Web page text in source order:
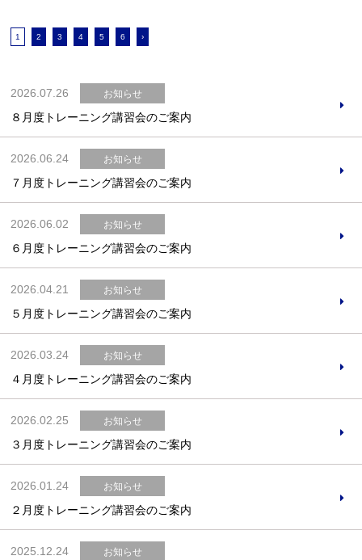
お問合せフォーム
阪南市公共施設予約システム
1 2 3 4 5 6 ›
2026.07.26 お知らせ
８月度トレーニング講習会のご案内
2026.06.24 お知らせ
７月度トレーニング講習会のご案内
2026.06.02 お知らせ
６月度トレーニング講習会のご案内
2026.04.21 お知らせ
５月度トレーニング講習会のご案内
2026.03.24 お知らせ
４月度トレーニング講習会のご案内
2026.02.25 お知らせ
３月度トレーニング講習会のご案内
2026.01.24 お知らせ
２月度トレーニング講習会のご案内
2025.12.24 お知らせ